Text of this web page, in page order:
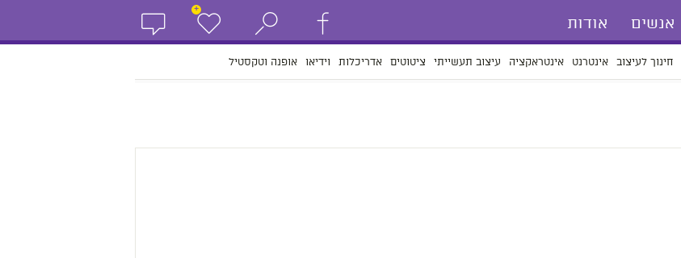
אנשים אודות
+
חינוך לעיצוב אינטרנט אינטראקציה עיצוב תעשייתי ציטוטים אדריכלות וידיאו אופנה וטקסטיל